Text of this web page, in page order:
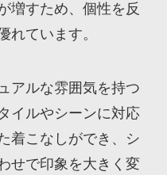
増すため、個性を反
れています。
アルな雰囲気を持つ
イルやシーンに対応
着こなしができ、シ
せで印象を大きく変